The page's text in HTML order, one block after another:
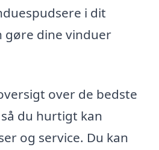
i dit
gøre dine vinduer
over de bedste
du hurtigt kan
og service. Du kan